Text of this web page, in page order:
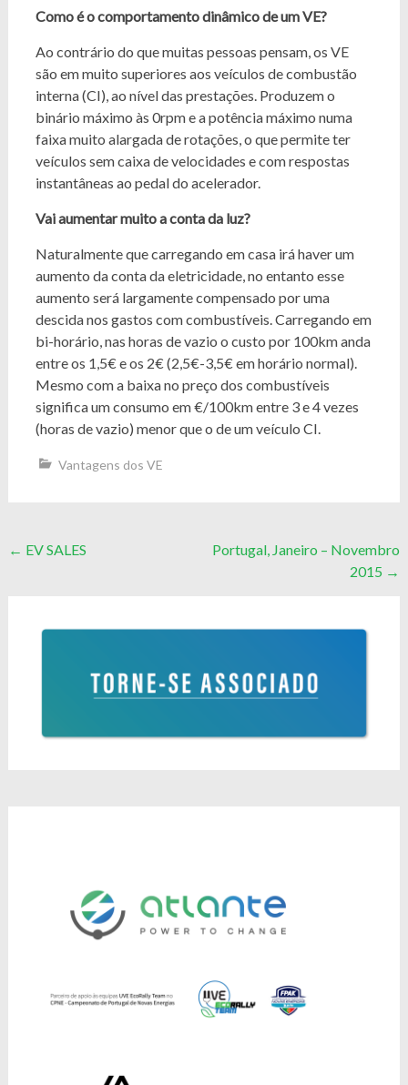
Como é o comportamento dinâmico de um VE?
Ao contrário do que muitas pessoas pensam, os VE
são em muito superiores aos veículos de combustão
interna (CI), ao nível das prestações. Produzem o
binário máximo às 0rpm e a potência máximo numa
faixa muito alargada de rotações, o que permite ter
veículos sem caixa de velocidades e com respostas
instantâneas ao pedal do acelerador.
Vai aumentar muito a conta da luz?
Naturalmente que carregando em casa irá haver um
aumento da conta da eletricidade, no entanto esse
aumento será largamente compensado por uma
descida nos gastos com combustíveis. Carregando em
bi-horário, nas horas de vazio o custo por 100km anda
entre os 1,5€ e os 2€ (2,5€-3,5€ em horário normal).
Mesmo com a baixa no preço dos combustíveis
significa um consumo em €/100km entre 3 e 4 vezes
(horas de vazio) menor que o de um veículo CI.
Vantagens dos VE
Post
← EV SALES
Portugal, Janeiro – Novembro
2015 →